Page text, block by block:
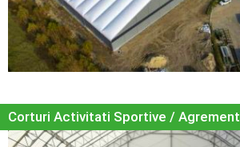
Corturi Activitati Sportive / Agrement